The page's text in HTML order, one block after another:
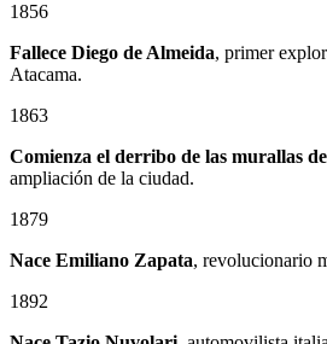
1856
Fallece Diego de Almeida, primer
Atacama.
1863
Comienza el derribo de las murallas
ampliación de la ciudad.
1879
Nace Emiliano Zapata, revolucionario
1892